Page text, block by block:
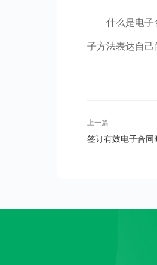
什么是电子
子方法表达自己
上一篇
签订有效电子合同